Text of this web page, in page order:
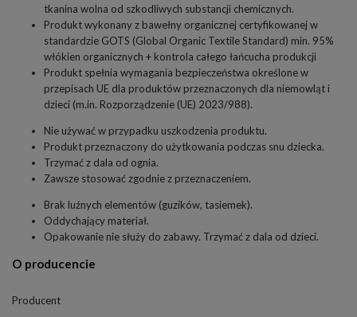
tkanina wolna od szkodliwych substancji chemicznych.
Produkt wykonany z bawełny organicznej certyfikowanej w
standardzie GOTS (Global Organic Textile Standard) min. 95%
włókien organicznych + kontrola całego łańcucha produkcji
Produkt spełnia wymagania bezpieczeństwa określone w
przepisach UE dla produktów przeznaczonych dla niemowląt i
dzieci (m.in. Rozporządzenie (UE) 2023/988).
Nie używać w przypadku uszkodzenia produktu.
Produkt przeznaczony do użytkowania podczas snu dziecka.
Trzymać z dala od ognia.
Zawsze stosować zgodnie z przeznaczeniem.
Brak luźnych elementów (guzików, tasiemek).
Oddychający materiał.
Opakowanie nie służy do zabawy. Trzymać z dala od dzieci.
O producencie
Producent